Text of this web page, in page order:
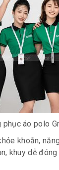
phục áo polo
khoắn,
khuy dễ